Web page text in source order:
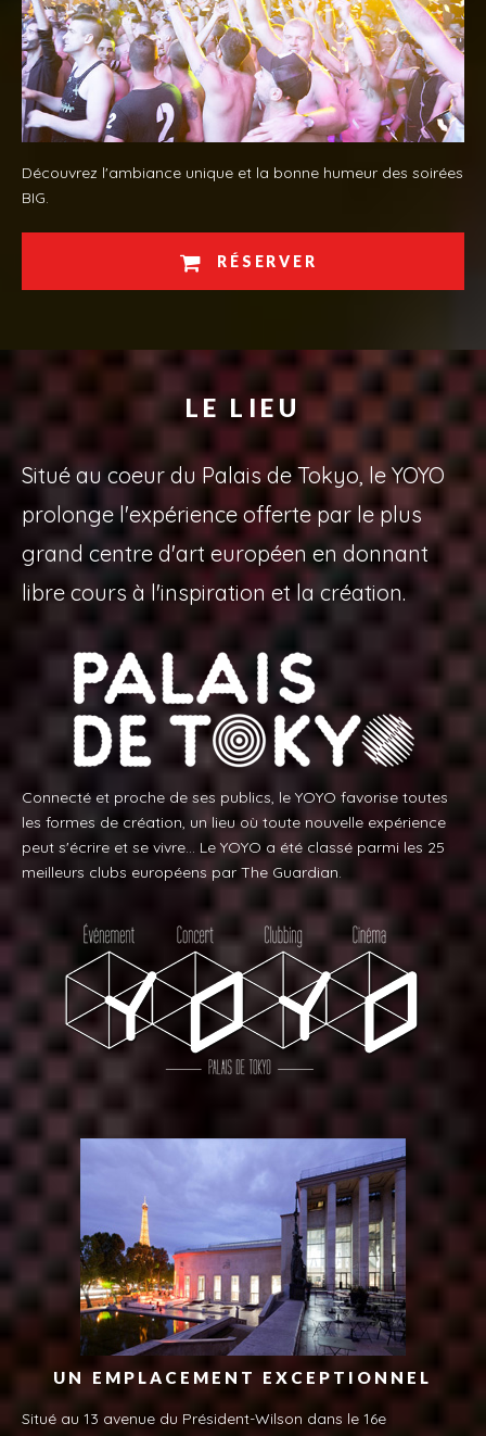
Découvrez l'ambiance unique et la bonne humeur des soirées
BIG.
RÉSERVER
LE LIEU
Situé au coeur du Palais de Tokyo, le YOYO
prolonge l'expérience offerte par le plus
grand centre d'art européen en donnant
libre cours à l'inspiration et la création.
Connecté et proche de ses publics, le YOYO favorise toutes
les formes de création, un lieu où toute nouvelle expérience
peut s'écrire et se vivre... Le YOYO a été classé parmi les 25
meilleurs clubs européens par The Guardian.
UN EMPLACEMENT EXCEPTIONNEL
Situé au 13 avenue du Président-Wilson dans le 16e